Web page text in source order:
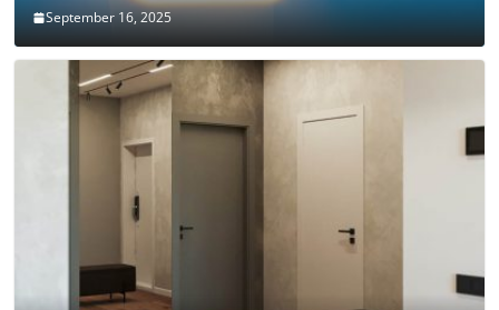
September 16, 2025